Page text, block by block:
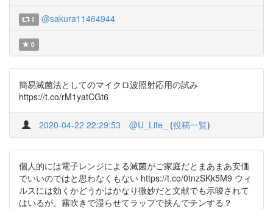
1 @sakura11464944
0
簡易滅菌法としてのマイクロ波照射応用の試み
https://t.co/rM1yatCGt6
2020-04-22 22:29:53 @U_Life_ (投稿一覧)
個人的には電子レンジによる滅菌がご家庭だとまあまあ安価
でいいのではと思わなくもない https://t.co/0tnzSKk5M9 ウィ
ルスには効くかどうかはかなり微妙だと文献でも示唆されて
はいるが。霧吹きで湿らせてラップで挟んでチンする？